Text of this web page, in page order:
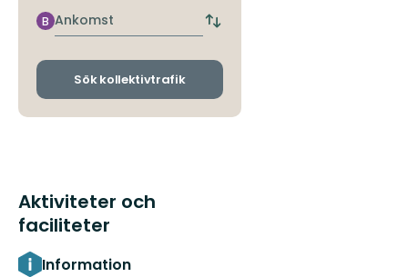
hållplats
Ankomst
B
Byt
och
Sök kollektivtrafik
Aktiviteter och
faciliteter
Information